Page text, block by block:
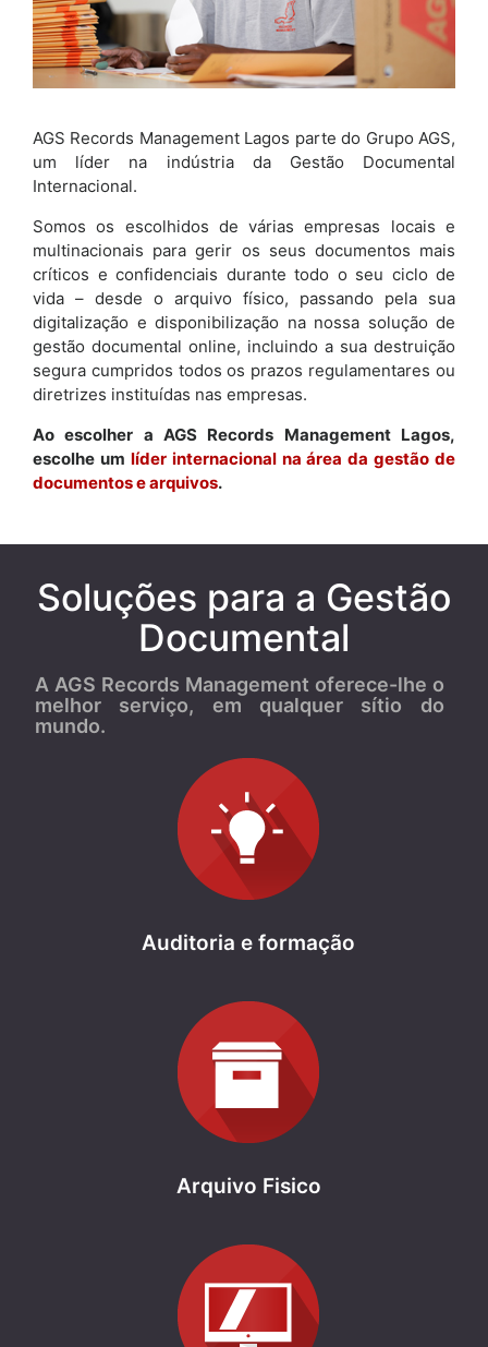
AGS Records Management Lagos parte do Grupo AGS,
um líder na indústria da Gestão Documental
Internacional.
Somos os escolhidos de várias empresas locais e
multinacionais para gerir os seus documentos mais
críticos e confidenciais durante todo o seu ciclo de
vida – desde o arquivo físico, passando pela sua
digitalização e disponibilização na nossa solução de
gestão documental online, incluindo a sua destruição
segura cumpridos todos os prazos regulamentares ou
diretrizes instituídas nas empresas.
Ao escolher a AGS Records Management Lagos,
escolhe um líder internacional na área da gestão de
documentos e arquivos.
Soluções para a Gestão
Documental
A AGS Records Management oferece-lhe o
melhor serviço, em qualquer sítio do
mundo.
Auditoria e formação
Arquivo Fisico